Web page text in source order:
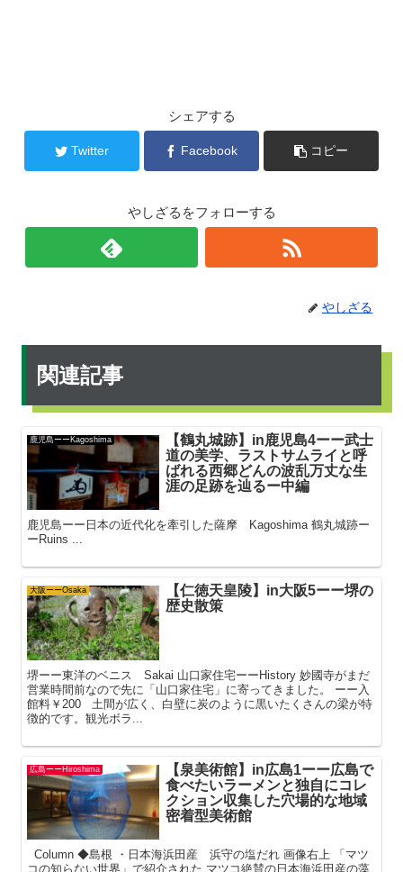
シェアする
Twitter Facebook コピー
やしざるをフォローする
やしざる
関連記事
鹿児島ーーKagoshima
【鶴丸城跡】in鹿児島4ーー武士
道の美学、ラストサムライと呼
ばれる西郷どんの波乱万丈な生
涯の足跡を辿るー中編
鹿児島ーー日本の近代化を牽引した薩摩 Kagoshima 鶴丸城跡ー
ーRuins ...
大阪ーーOsaka
【仁徳天皇陵】in大阪5ーー堺の
歴史散策
堺ーー東洋のベニス Sakai 山口家住宅ーーHistory 妙國寺がまだ
営業時間前なので先に「山口家住宅」に寄ってきました。 ーー入
館料￥200 土間が広く、白壁に炭のように黒いたくさんの梁が特
徴的です。観光ボラ...
広島ーーHiroshima
【泉美術館】in広島1ーー広島で
食べたいラーメンと独自にコレ
クション収集した穴場的な地域
密着型美術館
Column ◆島根 ・日本海浜田産 浜守の塩だれ 画像右上 「マツ
コの知らない世界」で紹介された マツコ絶賛の日本海浜田産の藻